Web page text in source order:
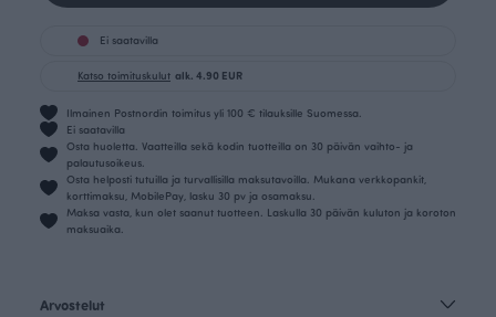
Ei saatavilla
Katso toimituskulut alk. 4.90 EUR
Ilmainen Postnordin toimitus yli 100 € tilauksille Suomessa.
Ei saatavilla
Osta huoletta. Vaatteilla sekä kodin tuotteilla on 30 päivän vaihto- ja
palautusoikeus.
Osta helposti tutuilla ja turvallisilla maksutavoilla. Mukana verkkopankit,
korttimaksu, MobilePay, lasku 30 pv ja osamaksu.
Maksa vasta, kun olet saanut tuotteen. Laskulla 30 päivän kuluton ja koroton
maksuaika.
Arvostelut